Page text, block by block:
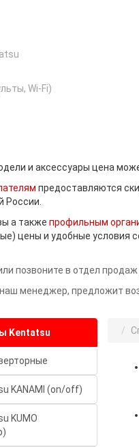
Wi-Fi)
и аксессуары цена
предоставляются
России.
а также профильным
цены и удобные условия
позвоните в отдел
менеджер, предложит
Kentatsu
KANAMI (on/off)
KUMO